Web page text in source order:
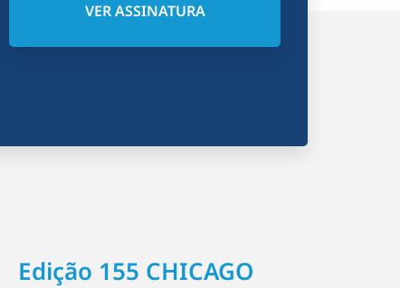
VER ASSINATURA
Edição 155 CHICAGO